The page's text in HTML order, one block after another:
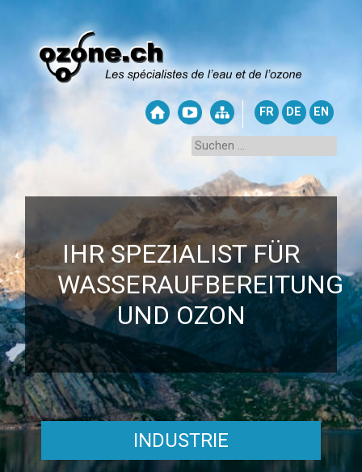
FR DE EN
IHR SPEZIALIST FÜR
WASSERAUFBEREITUNG
UND OZON
INDUSTRIE